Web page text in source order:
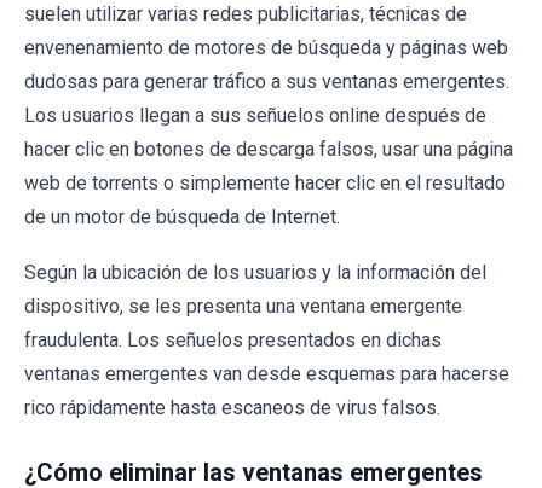
suelen utilizar varias redes publicitarias, técnicas de
envenenamiento de motores de búsqueda y páginas web
dudosas para generar tráfico a sus ventanas emergentes.
Los usuarios llegan a sus señuelos online después de
hacer clic en botones de descarga falsos, usar una página
web de torrents o simplemente hacer clic en el resultado
de un motor de búsqueda de Internet.
Según la ubicación de los usuarios y la información del
dispositivo, se les presenta una ventana emergente
fraudulenta. Los señuelos presentados en dichas
ventanas emergentes van desde esquemas para hacerse
rico rápidamente hasta escaneos de virus falsos.
¿Cómo eliminar las ventanas emergentes